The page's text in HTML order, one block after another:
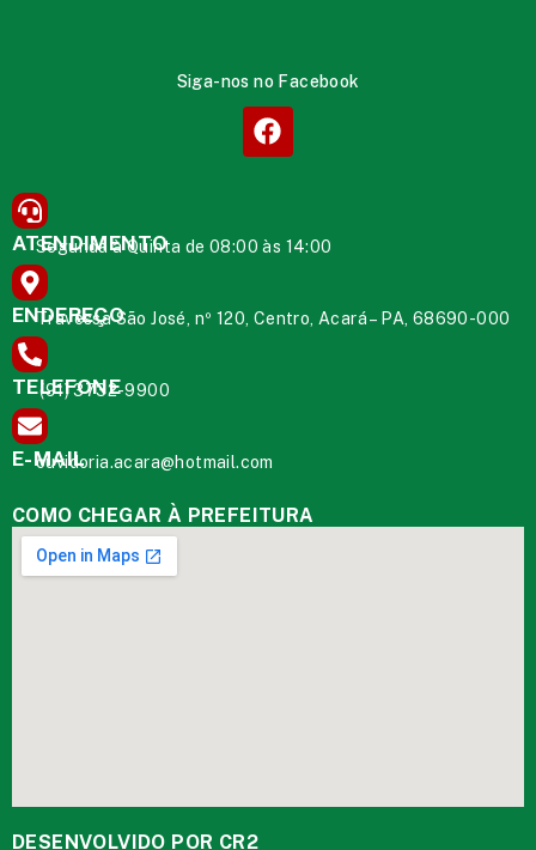
Siga-nos no Facebook
ATENDIMENTO
Segunda à Quinta de 08:00 às 14:00
ENDEREÇO
Travessa São José, nº 120, Centro, Acará – PA, 68690-000
TELEFONE
(91) 3732-9900
E-MAIL
ouvidoria.acara@hotmail.com
COMO CHEGAR À PREFEITURA
DESENVOLVIDO POR CR2